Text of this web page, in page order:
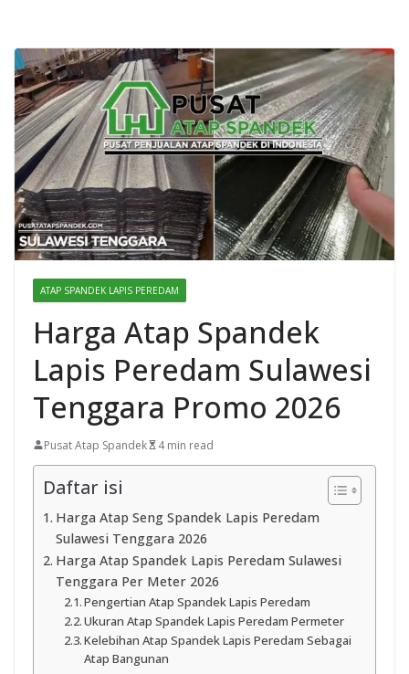
ATAP SPANDEK LAPIS PEREDAM
Harga Atap Spandek
Lapis Peredam Sulawesi
Tenggara Promo 2026
Pusat Atap Spandek 4 min read
Daftar isi
Harga Atap Seng Spandek Lapis Peredam
Sulawesi Tenggara 2026
Harga Atap Spandek Lapis Peredam Sulawesi
Tenggara Per Meter 2026
Pengertian Atap Spandek Lapis Peredam
Ukuran Atap Spandek Lapis Peredam Permeter
Kelebihan Atap Spandek Lapis Peredam Sebagai
Atap Bangunan